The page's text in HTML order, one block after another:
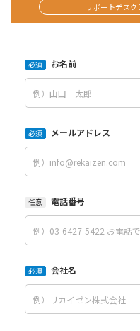
サポートデス
必須 お名前
必須 メールアドレス
任意 電話番号
必須 会社名